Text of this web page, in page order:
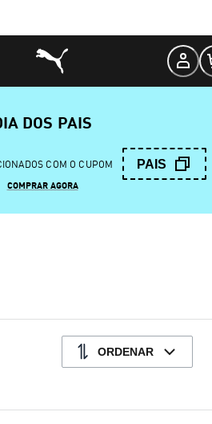
DOS PAIS
COM O CUPOM PAIS
COMPRAR AGORA
ORDENAR